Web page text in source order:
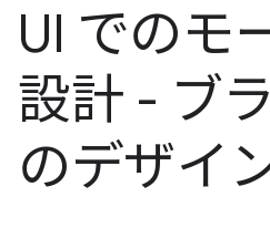
UI でのモ
設計 - ブ
のデザイ